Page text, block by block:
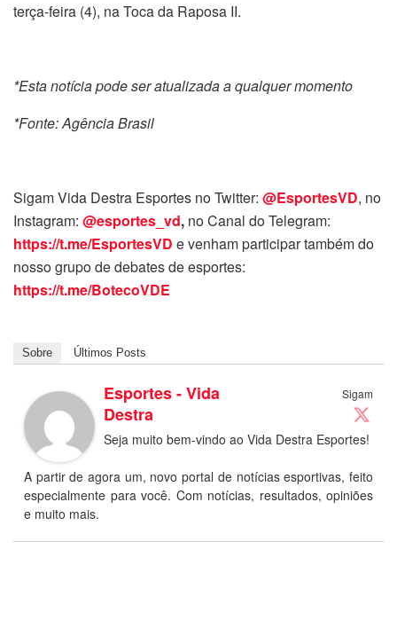
terça-feira (4), na Toca da Raposa II.
*Esta notícia pode ser atualizada a qualquer momento
*Fonte: Agência Brasil
Sigam Vida Destra Esportes no Twitter: @EsportesVD, no
Instagram: @esportes_vd, no Canal do Telegram:
https://t.me/EsportesVD e venham participar também do
nosso grupo de debates de esportes:
https://t.me/BotecoVDE
Sobre Últimos Posts
Sigam
Esportes - Vida
Destra
Seja muito bem-vindo ao Vida Destra Esportes!
A partir de agora um, novo portal de notícias esportivas, feito
especialmente para você. Com notícias, resultados, opiniões
e muito mais.